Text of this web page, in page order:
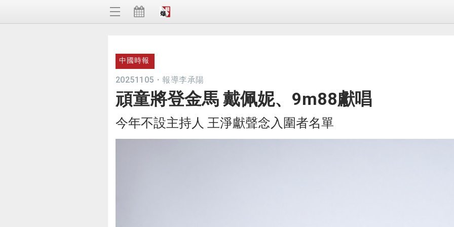
中國時報
20251105 ・ 報導李承陽
頑童將登金馬 戴佩妮、9m88獻唱
今年不設主持人 王淨獻聲念入圍者名單